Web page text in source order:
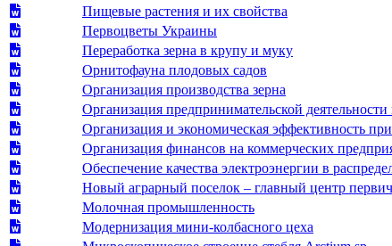
Пищевые растения и их свойства
Первоцветы Украины
Переработка зерна в крупу и муку
Орнитофауна плодовых садов
Организация производства зерна
Организация предпринимательской деятельности
Организация и экономическая эффективность
Организация финансов на коммерческих
Обеспечение качества электроэнергии в
Новый аграрный поселок – главный центр
Молочная промышленность
Модернизация мини-колбасного цеха